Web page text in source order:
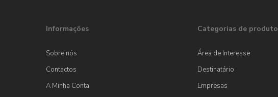
Informações
Sobre nós
Contactos
A Minha Conta
Categorias de produto
Área de Interesse
Destinatário
Empresas